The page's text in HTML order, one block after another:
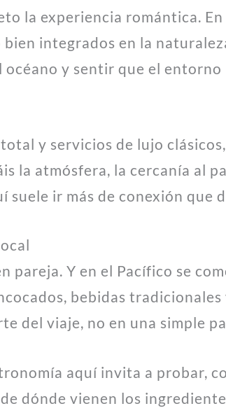
la experiencia romántica.
integrados en la
océano y sentir que el
y servicios de lujo
la atmósfera, la cercanía al
ir más de conexión que
pareja. Y en el Pacífico se
bebidas
del viaje, no en una simple
aquí invita a probar,
dónde vienen los